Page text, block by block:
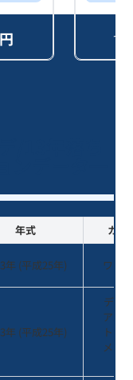
円 セ
年式 カラ
年 (平成25年) ワイン
年 (平成25年)
ディ
アメ
トマ
メタ